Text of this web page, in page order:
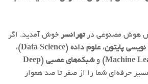
هوش مصنوعی درتهرانسر خوش آمدید. اگر
نویسی پایتون،علوم داده (Data Science)
،
و
شبکه‌های عصبی (Deep
حرفه‌ای شما را از صفر تا صد هموار